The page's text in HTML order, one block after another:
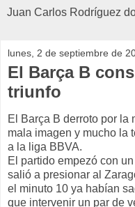
Juan Carlos Rodríguez
lunes, 2 de septiembre de
El Barça B
triunfo
El Barça B derroto por la
mala imagen y mucho la
a la liga BBVA.
El partido empezó con
salió a presionar al
el minuto 10 ya habían
que intervenir un par de